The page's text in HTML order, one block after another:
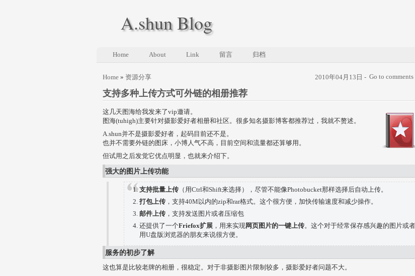
A.shun Blog
Home About Link 留言 归档
Go to comments
2010年04月13日 -
Home » 资源分享
支持多种上传方式可外链的相册推荐
这几天图海给我发来了vip邀请。
图海(tuhigh)主要针对摄影爱好者相册和社区。很多知名摄影博客都推荐过，我就不赘述。
A.shun并不是摄影爱好者，起码目前还不是。
也并不需要外链的图床，小博人气不高，目前空间和流量都还算够用。
但试用之后发觉它优点明显，也就来介绍下。
强大的图片上传功能
支持批量上传 （用Ctrl和Shift来选择），尽管不能像Photobucket那样选择后自动上传。
打包上传 ，支持40M以内的zip和rar格式。这个很方便，加快传输速度和减少操作。
邮件上传 ，支持发送图片或者压缩包
还提供了一个Friefox扩展 ，用来实现网页图片的一键上传。这个对于经常保存感兴趣的图片或者
用U盘版浏览器的朋友来说很方便。
服务的初步了解
这也算是比较老牌的相册，很稳定。对于非摄影图片限制较多，摄影爱好者问题不大。